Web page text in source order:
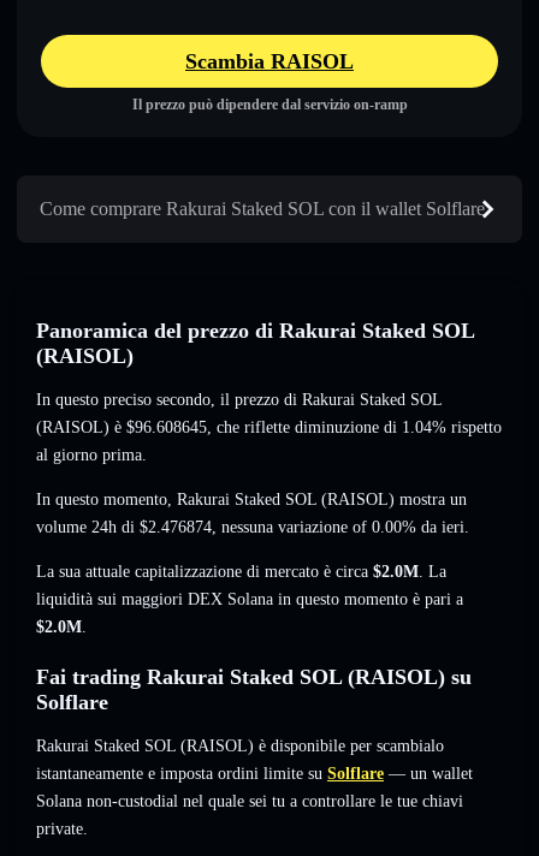
Scambia RAISOL
Il prezzo può dipendere dal servizio on-ramp
Come comprare Rakurai Staked SOL con il wallet Solflare
Panoramica del prezzo di Rakurai Staked SOL
(RAISOL)
In questo preciso secondo, il prezzo di Rakurai Staked SOL
(RAISOL) è $96.608645, che riflette diminuzione di 1.04% rispetto
al giorno prima.
In questo momento, Rakurai Staked SOL (RAISOL) mostra un
volume 24h di $2.476874, nessuna variazione of 0.00% da ieri.
La sua attuale capitalizzazione di mercato è circa $2.0M. La
liquidità sui maggiori DEX Solana in questo momento è pari a
$2.0M.
Fai trading Rakurai Staked SOL (RAISOL) su
Solflare
Rakurai Staked SOL (RAISOL) è disponibile per scambialo
istantaneamente e imposta ordini limite su Solflare — un wallet
Solana non-custodial nel quale sei tu a controllare le tue chiavi
private.